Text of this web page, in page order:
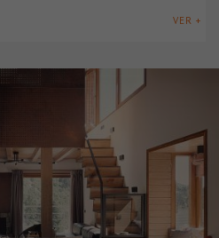
VER +